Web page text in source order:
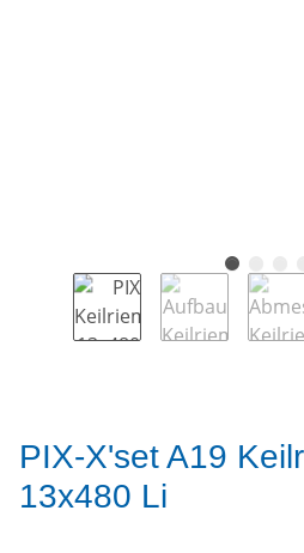
PIX-X'set A19
13x480 Li